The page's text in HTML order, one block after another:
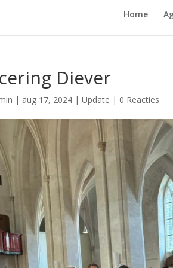
Home
Diever
| aug 17, 2024 |Update | 0 Reacties